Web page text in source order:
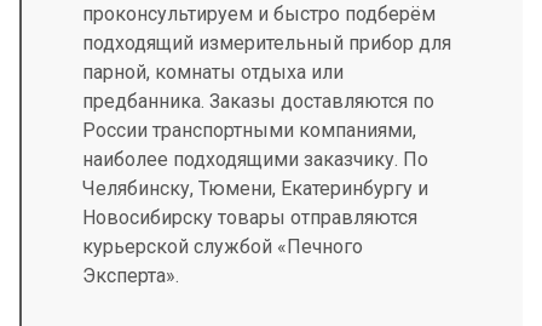
проконсультируем и быстро подберём
подходящий измерительный прибор для
парной, комнаты отдыха или
предбанника. Заказы доставляются по
России транспортными компаниями,
наиболее подходящими заказчику. По
Челябинску, Тюмени, Екатеринбургу и
Новосибирску товары отправляются
курьерской службой «Печного
Эксперта».